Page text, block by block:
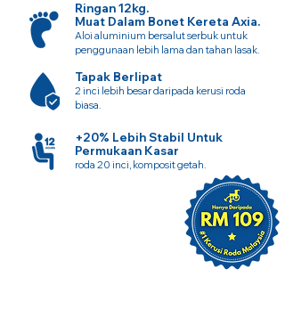
Ringan 12kg.
Muat Dalam Bonet Kereta Axia.
Aloi aluminium bersalut serbuk untuk
penggunaan lebih lama dan tahan lasak.
Tapak Berlipat
2 inci lebih besar daripada kerusi roda
biasa.
+20% Lebih Stabil Untuk
Permukaan Kasar
roda 20 inci, komposit getah.